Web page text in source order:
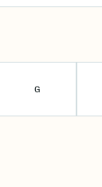
G